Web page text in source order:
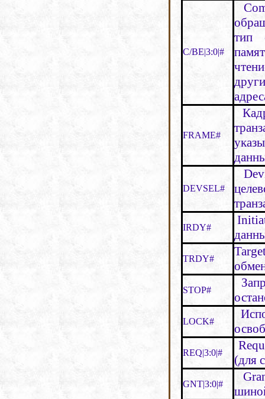
С/ВЕ|3:0|#
тип
FRAME#
DEVSEL#
IRDY#
TRDY#
STOP#
LOCK#
REQ|3:0|#
(для
GNT|3:0|#